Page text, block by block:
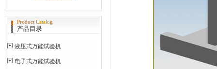
Product Catalog
产品目录
液压式万能试验机
电子式万能试验机